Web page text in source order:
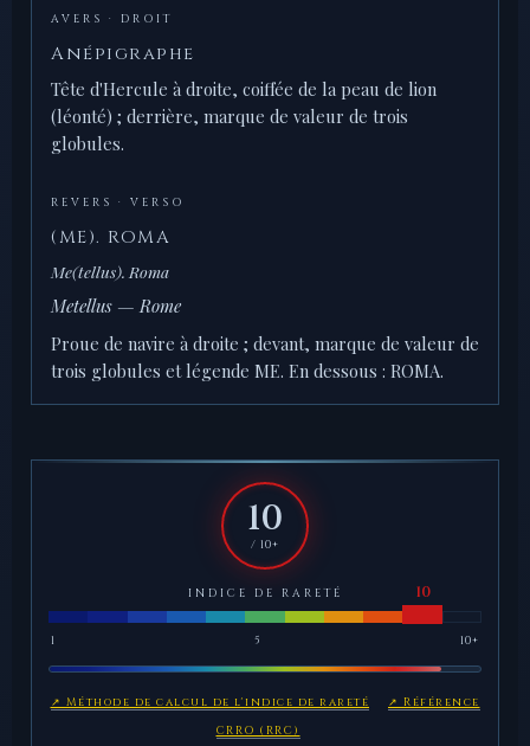
AVERS · DROIT
Anépigraphe
Tête d'Hercule à droite, coiffée de la peau de lion
(léonté) ; derrière, marque de valeur de trois
globules.
REVERS · VERSO
(ME). ROMA
Me(tellus). Roma
Metellus — Rome
Proue de navire à droite ; devant, marque de valeur de
trois globules et légende ME. En dessous : ROMA.
10
/ 10+
INDICE DE RARETÉ
1 5 10+
↗ Méthode de calcul de l'indice de rareté
↗ Référence
CRRO (RRC)